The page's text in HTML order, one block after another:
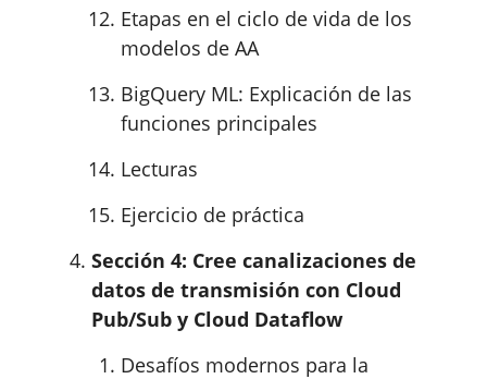
Etapas en el ciclo de vida de los
modelos de AA
BigQuery ML: Explicación de las
funciones principales
Lecturas
Ejercicio de práctica
Sección 4: Cree canalizaciones de
datos de transmisión con Cloud
Pub/Sub y Cloud Dataflow
Desafíos modernos para la